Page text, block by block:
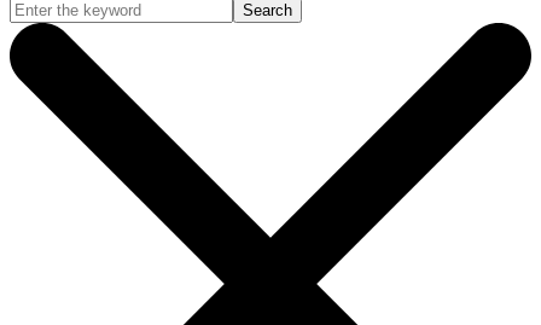
Search